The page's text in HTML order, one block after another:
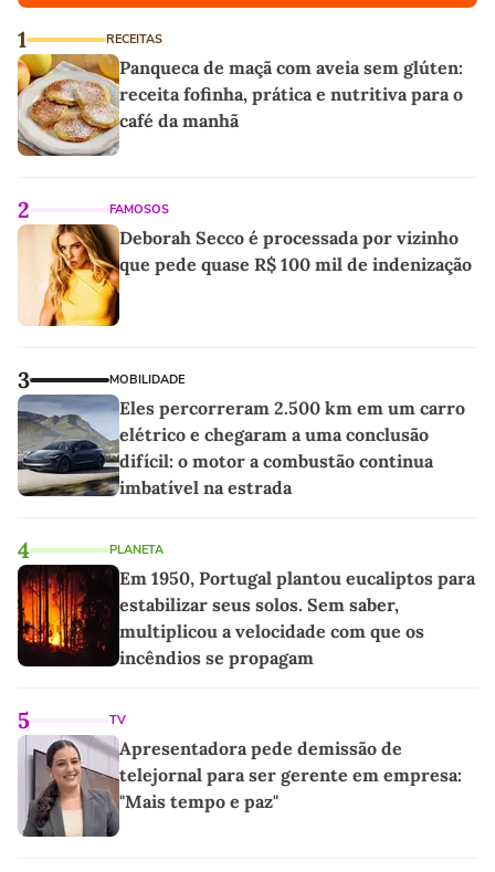
1 RECEITAS
Panqueca de maçã com aveia sem glúten:
receita fofinha, prática e nutritiva para o
café da manhã
2 FAMOSOS
Deborah Secco é processada por vizinho
que pede quase R$ 100 mil de indenização
3 MOBILIDADE
Eles percorreram 2.500 km em um carro
elétrico e chegaram a uma conclusão
difícil: o motor a combustão continua
imbatível na estrada
4 PLANETA
Em 1950, Portugal plantou eucaliptos para
estabilizar seus solos. Sem saber,
multiplicou a velocidade com que os
incêndios se propagam
5 TV
Apresentadora pede demissão de
telejornal para ser gerente em empresa:
"Mais tempo e paz"